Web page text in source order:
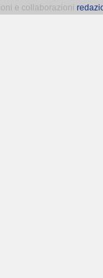
e collaborazioni